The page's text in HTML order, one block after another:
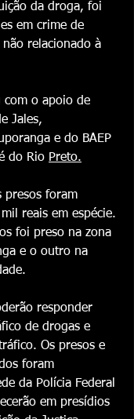
da droga, foi
em crime de
relacionado à
com o apoio de
Jales,
e do BAEP
do Rio Preto.
presos foram
reais em espécie.
foi preso na zona
e o outro na
responder
de drogas e
Os presos e
foram
da Polícia Federal
em presídios